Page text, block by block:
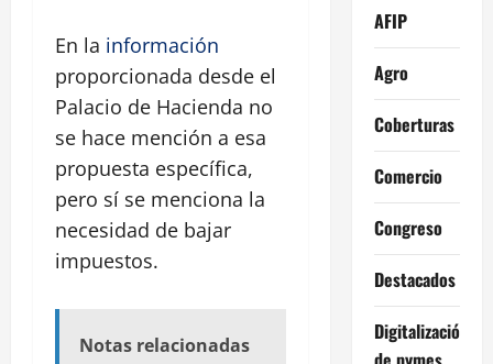
En la información
proporcionada desde el
Palacio de Hacienda no
se hace mención a esa
propuesta específica,
pero sí se menciona la
necesidad de bajar
impuestos.
Notas relacionadas
AFIP
Agro
Coberturas
Comercio
Congreso
Destacados
Digitalización